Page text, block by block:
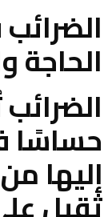
الضرائب
الحاجة
حساسًا
إليها